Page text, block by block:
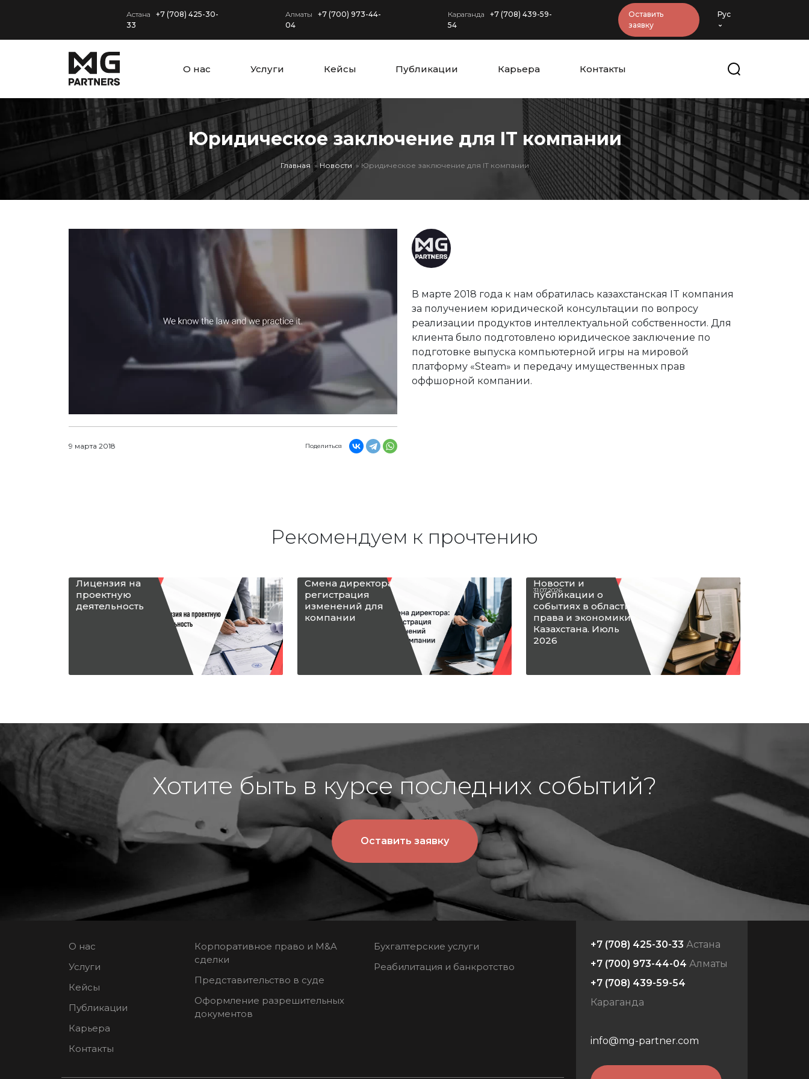
Астана
+7 (708) 425-30-
33
Алматы
+7 (700) 973-44-
04
Караганда
+7 (708) 439-59-
54
Оставить
заявку
Рус
О нас Услуги Кейсы Публикации Карьера Контакты
Юридическое заключение для IT компании
Главная Новости Юридическое заключение для IT компании
9 марта 2018 Поделиться
В марте 2018 года к нам обратилась казахстанская IT компания
за получением юридической консультации по вопросу
реализации продуктов интеллектуальной собственности. Для
клиента было подготовлено юридическое заключение по
подготовке выпуска компьютерной игры на мировой
платформу «Steam» и передачу имущественных прав
оффшорной компании.
Рекомендуем к прочтению
Лицензия на
проектную
деятельность
Смена директора:
регистрация
изменений для
компании
31.07.2026
Новости и
публикации о
событиях в области
права и экономики
Казахстана. Июль
2026
Хотите быть в курсе последних событий?
Оставить заявку
О нас
Услуги
Кейсы
Публикации
Карьера
Контакты
Корпоративное право и M&A
сделки
Представительство в суде
Оформление разрешительных
документов
Бухгалтерские услуги
Реабилитация и банкротство
+7 (708) 425-30-33 Астана
+7 (700) 973-44-04 Алматы
+7 (708) 439-59-54
Караганда
info@mg-partner.com